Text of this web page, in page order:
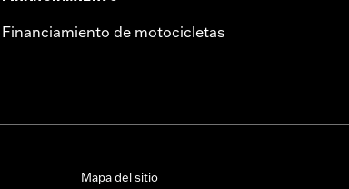
Financiamiento de motocicletas
Mapa del sitio